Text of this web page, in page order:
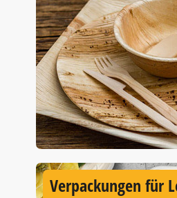
Verpackungen für